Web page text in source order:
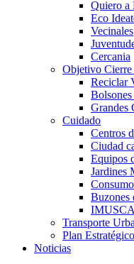
Quiero a
Eco
Vecinales
Cercania
Objetivo Cierre
Reciclar
Bolsones
Grandes
Cuidado
Centros
Ciudad
Equipos
Jardines
Buzones
IMUSCA
Transporte
Plan
Noticias